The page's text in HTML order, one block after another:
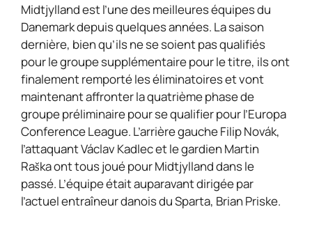
Midtjylland est l’une des meilleures équipes du
Danemark depuis quelques années. La saison
dernière, bien qu’ils ne se soient pas qualifiés
pour le groupe supplémentaire pour le titre, ils ont
finalement remporté les éliminatoires et vont
maintenant affronter la quatrième phase de
groupe préliminaire pour se qualifier pour l’Europa
Conference League. L’arrière gauche Filip Novák,
l’attaquant Václav Kadlec et le gardien Martin
Raška ont tous joué pour Midtjylland dans le
passé. L’équipe était auparavant dirigée par
l’actuel entraîneur danois du Sparta, Brian Priske.